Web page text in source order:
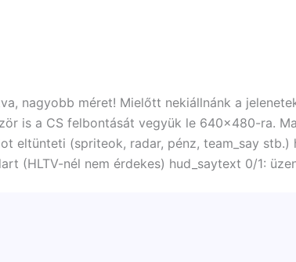
nagyobb méret! Mielőtt nekiállnánk a
is a CS felbontását vegyük le 640×480-ra.
eltünteti (spriteok, radar, pénz, team_say
(HLTV-nél nem érdekes) hud_saytext 0/1: